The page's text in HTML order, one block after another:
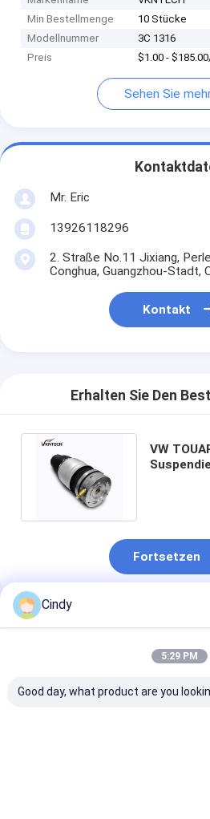
Min Bestellmenge
10 Stücke
Modellnummer
3C 1316
Preis
$1.00 -
Sehen Sie
Mr. Eric
13926118296
2. Straße No.11 Jixiang,
Conghua, Guangzhou-Stadt,
Kontakt
Erhalten Sie Den
VW
Fortsetzen
Empfohlene Produkte
Cindy
5:29 PM
Good day, what product are you